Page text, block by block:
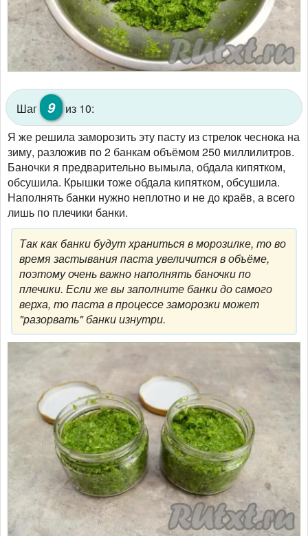
Шаг 9
из 10:
Я же решила заморозить эту пасту из стрелок чеснока на
зиму, разложив по 2 банкам объёмом 250 миллилитров.
Баночки я предварительно вымыла, обдала кипятком,
обсушила. Крышки тоже обдала кипятком, обсушила.
Наполнять банки нужно неплотно и не до краёв, а всего
лишь по плечики банки.
Так как банки будут храниться в морозилке, то во
время застывания паста увеличится в объёме,
поэтому очень важно наполнять баночки по
плечики. Если же вы заполните банки до самого
верха, то паста в процессе заморозки может
"разорвать" банки изнутри.